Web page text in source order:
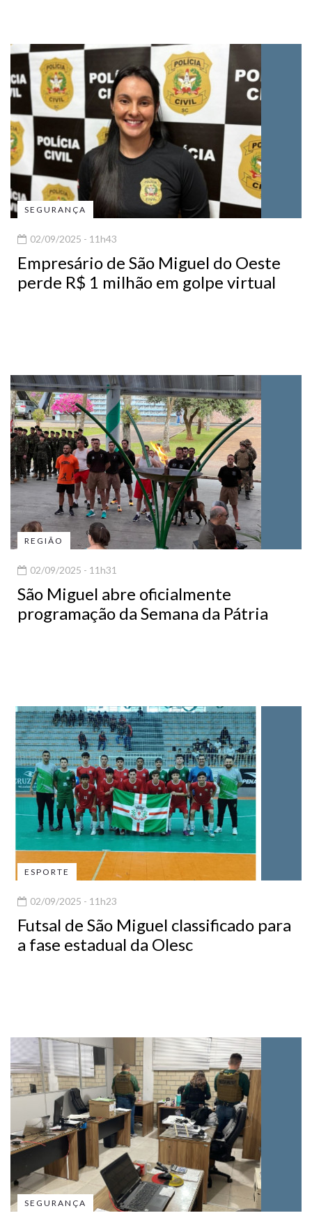
SEGURANÇA
02/09/2025 - 11h43
Empresário de São Miguel do Oeste
perde R$ 1 milhão em golpe virtual
REGIÃO
02/09/2025 - 11h31
São Miguel abre oficialmente
programação da Semana da Pátria
ESPORTE
02/09/2025 - 11h23
Futsal de São Miguel classificado para
a fase estadual da Olesc
SEGURANÇA